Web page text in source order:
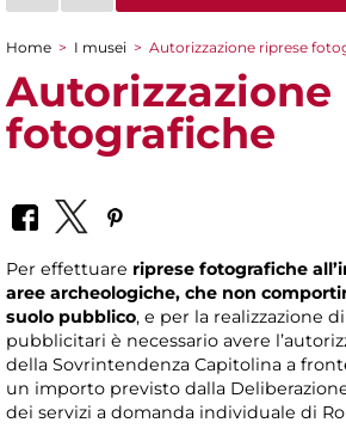
Tu sei qui
Home > I musei > Autorizzazione riprese
Autorizzazione
fotografiche
Per effettuare riprese fotografiche
aree archeologiche, che non
suolo pubblico, e per la realizzazione
pubblicitari è necessario avere
della Sovrintendenza Capitolina a
un importo previsto dalla
dei servizi a domanda individuale di